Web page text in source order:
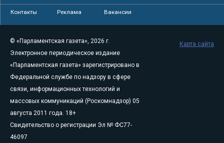
Контакты Реклама Вакансии
© «Парламентская газета», 2026 г.
Электронное периодическое издание
«Парламентская газета» зарегистрировано в
Федеральной службе по надзору в сфере
связи, информационных технологий и
массовых коммуникаций (Роскомнадзор) 05
августа 2011 года. 18+
Свидетельство о регистрации Эл № ФС77-
46097
Карта сайта